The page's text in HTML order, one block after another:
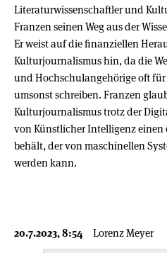
Literaturwissenschaftler und
Franzen seinen Weg aus der
Er weist auf die finanziellen
Kulturjournalismus hin, da die
und Hochschulangehörige oft
umsonst schreiben. Franzen
Kulturjournalismus trotz der
von Künstlicher Intelligenz
behält, der von maschinellen
werden kann.
20.7.2023, 8:54 Lorenz Meyer